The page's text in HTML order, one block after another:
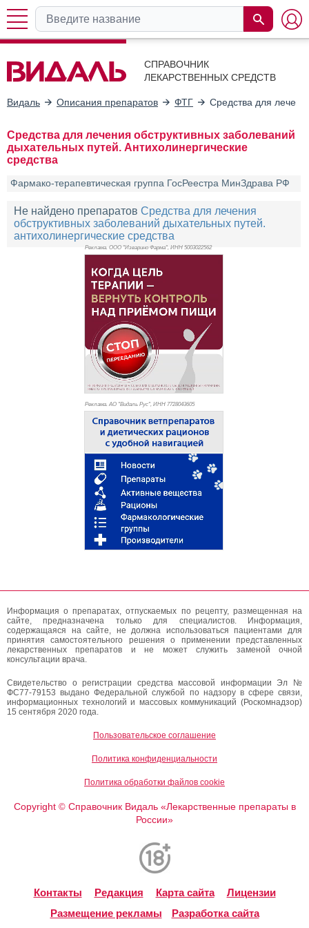
СПРАВОЧНИК
ЛЕКАРСТВЕННЫХ СРЕДСТВ
Видаль Описания препаратов ФТГ Средства для
Средства для лечения обструктивных заболеваний
дыхательных путей. Антихолинергические
средства
Фармако-терапевтическая группа ГосРеестра МинЗдрава РФ
Не найдено препаратов Средства для лечения
обструктивных заболеваний дыхательных путей.
антихолинергические средства
Реклама. ООО "Изварино Фарма", ИНН 5003022562
Реклама. АО "Видаль Рус", ИНН 7728043605
Информация о препаратах, отпускаемых по рецепту, размещенная на
сайте, предназначена только для специалистов. Информация,
содержащаяся на сайте, не должна использоваться пациентами для
принятия самостоятельного решения о применении представленных
лекарственных препаратов и не может служить заменой очной
консультации врача.
Свидетельство о регистрации средства массовой информации Эл №
ФС77-79153 выдано Федеральной службой по надзору в сфере связи,
информационных технологий и массовых коммуникаций (Роскомнадзор)
15 сентября 2020 года.
Пользовательское соглашение
Политика конфиденциальности
Политика обработки файлов cookie
Copyright ©Справочник Видаль «Лекарственные препараты в
России»
Контакты Редакция Карта сайта
Лицензии
Размещение рекламы
Разработка сайта